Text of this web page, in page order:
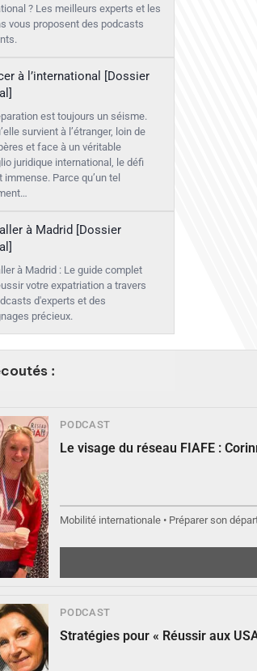
▶︎ Écouter
? Les meilleurs experts et les
vous proposent des podcasts
à l’international [Dossier
est toujours un séisme.
survient à l’étranger, loin de
et face à un véritable
juridique international, le défi
immense. Parce qu’un tel
à Madrid [Dossier
à Madrid : Le guide complet
votre expatriation a travers
d'experts et des
précieux.
:
PODCAST
Le visage du réseau FIAFE :
Mobilité internationale • Préparer son
PODCAST
Stratégies pour « Réussir aux